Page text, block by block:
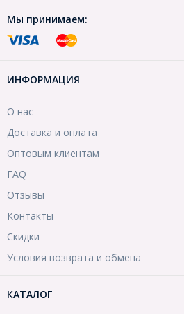
Мы принимаем:
ИНФОРМАЦИЯ
О нас
Доставка и оплата
Оптовым клиентам
FAQ
Отзывы
Контакты
Скидки
Условия возврата и обмена
КАТАЛОГ